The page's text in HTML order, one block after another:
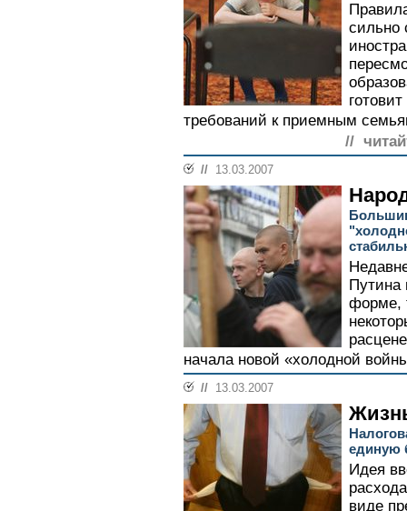
сильно
требований к приемным
//
// 13.03.2007
Путина
форме,
начала новой «холодной
// 13.03.2007
единую
Идея
виде